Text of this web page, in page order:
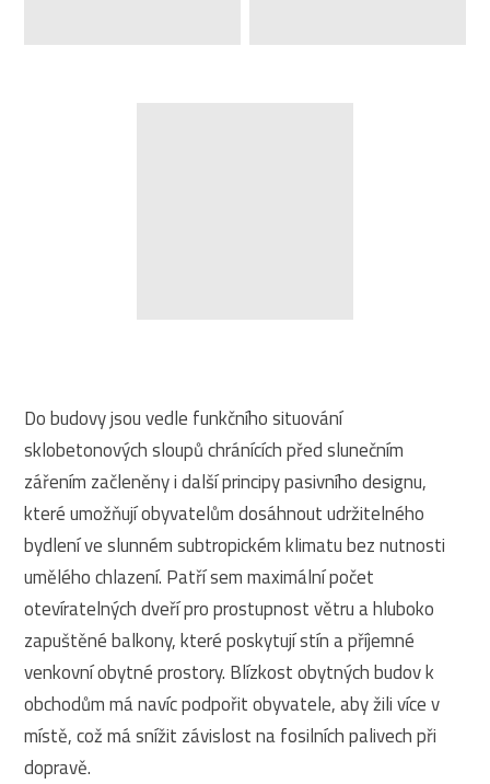
Do budovy jsou vedle funkčního situování
sklobetonových sloupů chránících před slunečním
zářením začleněny i další principy pasivního designu,
které umožňují obyvatelům dosáhnout udržitelného
bydlení ve slunném subtropickém klimatu bez nutnosti
umělého chlazení. Patří sem maximální počet
otevíratelných dveří pro prostupnost větru a hluboko
zapuštěné balkony, které poskytují stín a příjemné
venkovní obytné prostory. Blízkost obytných budov k
obchodům má navíc podpořit obyvatele, aby žili více v
místě, což má snížit závislost na fosilních palivech při
dopravě.